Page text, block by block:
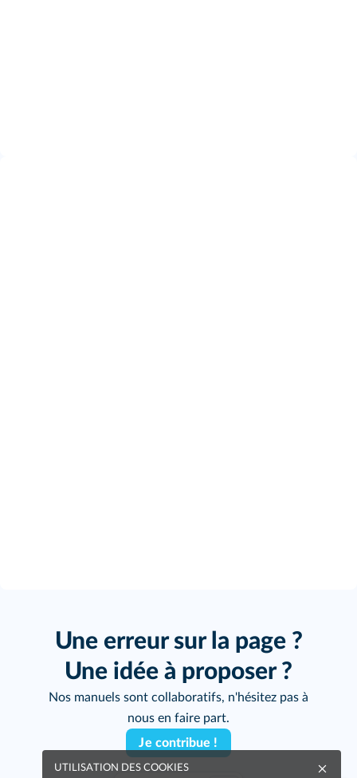
Une erreur sur la page ?
Une idée à proposer ?
Nos manuels sont collaboratifs, n'hésitez pas à
nous en faire part.
Je contribue !
UTILISATION DES COOKIES